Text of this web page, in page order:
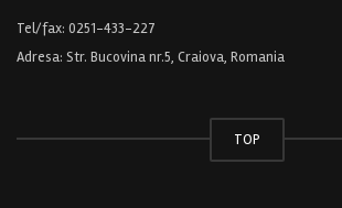
Tel/fax: 0251-433-227
Adresa: Str. Bucovina nr.5, Craiova, Romania
TOP